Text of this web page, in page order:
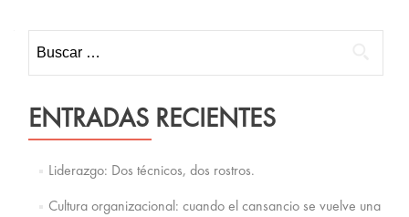
ENTRADAS RECIENTES
Liderazgo: Dos técnicos, dos rostros.
Cultura organizacional: cuando el cansancio se vuelve una